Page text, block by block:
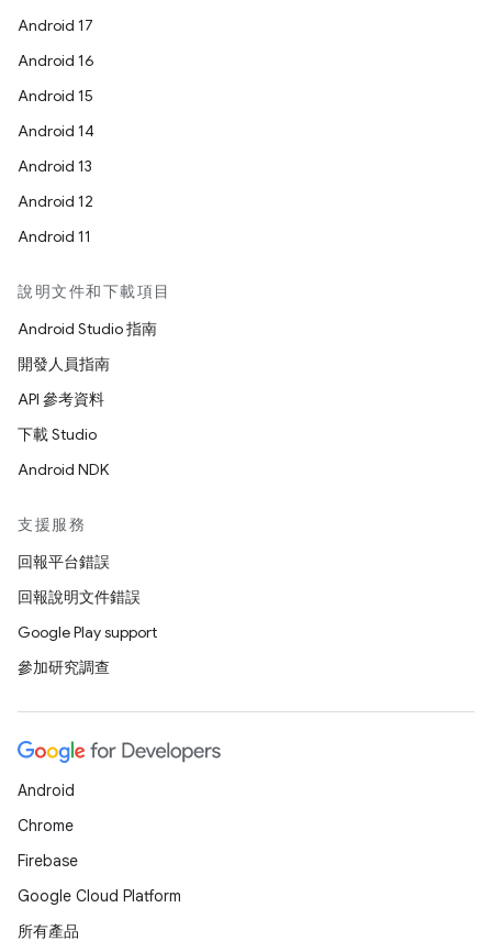
Android 17
Android 16
Android 15
Android 14
Android 13
Android 12
Android 11
說明文件和下載項目
Android Studio 指南
開發人員指南
API 參考資料
下載 Studio
Android NDK
支援服務
回報平台錯誤
回報說明文件錯誤
Google Play support
參加研究調查
Android
Chrome
Firebase
Google Cloud Platform
所有產品